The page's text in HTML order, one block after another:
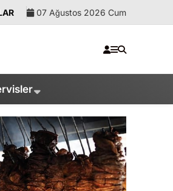
07 Ağustos 2026 Cum